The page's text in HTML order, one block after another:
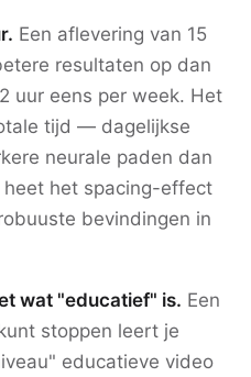
Een aflevering van 15
resultaten op dan
uur eens per week. Het
tijd — dagelijkse
neurale paden dan
het spacing-effect
bevindingen in
wat "educatief" is. Een
stoppen leert je
educatieve video